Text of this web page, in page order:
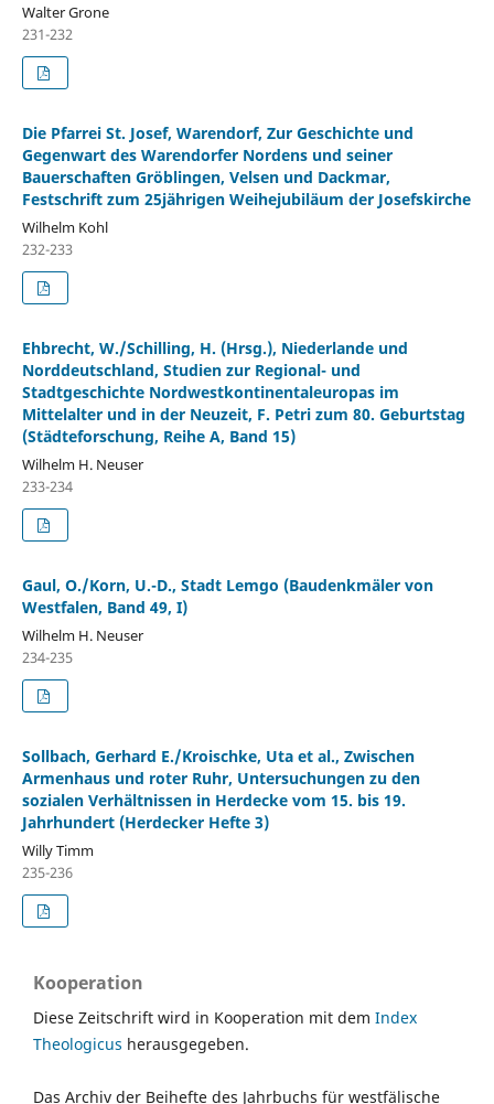
Walter Grone
231-232
Die Pfarrei St. Josef, Warendorf, Zur Geschichte und
Gegenwart des Warendorfer Nordens und seiner
Bauerschaften Gröblingen, Velsen und Dackmar,
Festschrift zum 25jährigen Weihejubiläum der Josefskirche
Wilhelm Kohl
232-233
Ehbrecht, W./Schilling, H. (Hrsg.), Niederlande und
Norddeutschland, Studien zur Regional- und
Stadtgeschichte Nordwestkontinentaleuropas im
Mittelalter und in der Neuzeit, F. Petri zum 80. Geburtstag
(Städteforschung, Reihe A, Band 15)
Wilhelm H. Neuser
233-234
Gaul, O./Korn, U.-D., Stadt Lemgo (Baudenkmäler von
Westfalen, Band 49, I)
Wilhelm H. Neuser
234-235
Sollbach, Gerhard E./Kroischke, Uta et al., Zwischen
Armenhaus und roter Ruhr, Untersuchungen zu den
sozialen Verhältnissen in Herdecke vom 15. bis 19.
Jahrhundert (Herdecker Hefte 3)
Willy Timm
235-236
Kooperation
Diese Zeitschrift wird in Kooperation mit dem Index
Theologicus herausgegeben.
Das Archiv der Beihefte des Jahrbuchs für westfälische